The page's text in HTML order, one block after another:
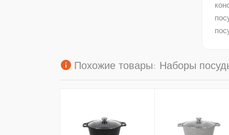
info Похожие товары: Наборы